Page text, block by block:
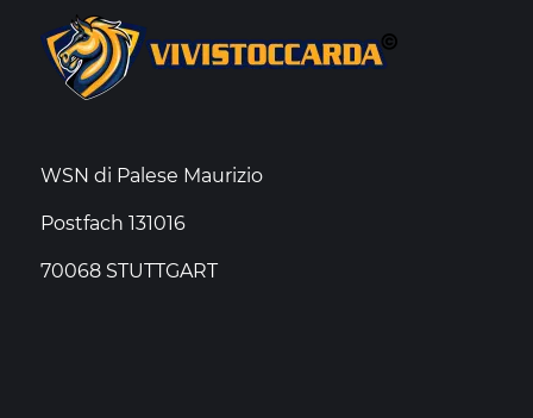
WSN di Palese Maurizio
Postfach 131016
70068 STUTTGART